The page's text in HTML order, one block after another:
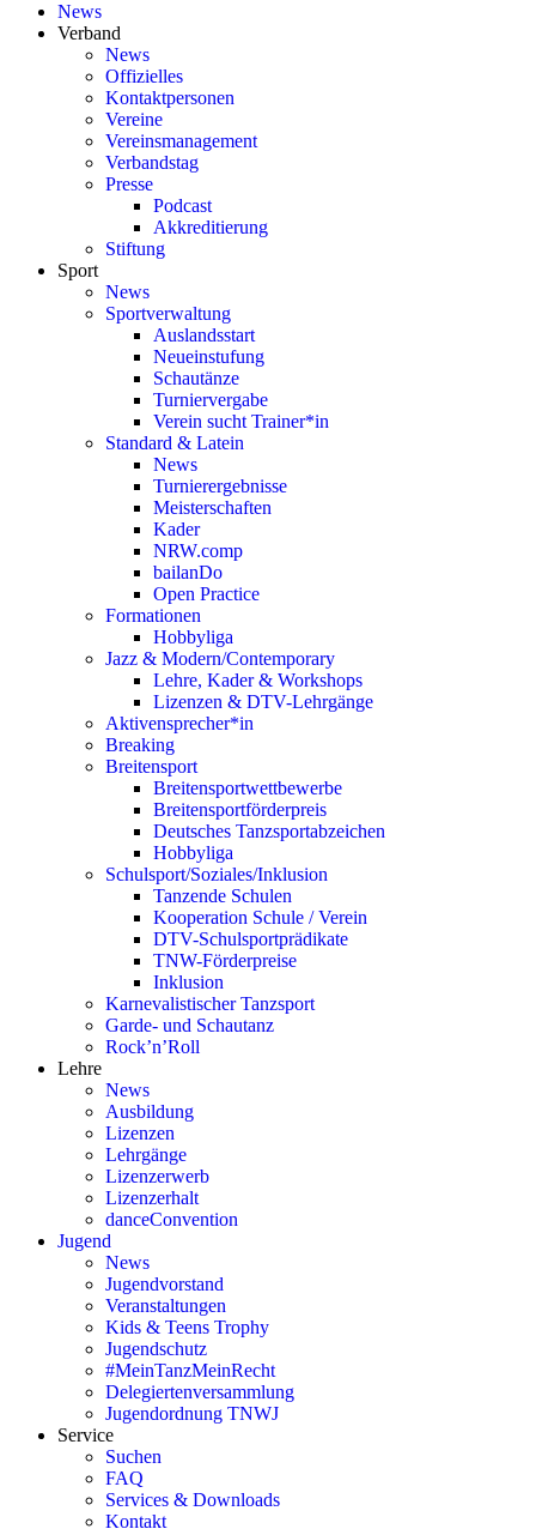
News
Verband
News
Offizielles
Kontaktpersonen
Vereine
Vereinsmanagement
Verbandstag
Presse
Podcast
Akkreditierung
Stiftung
Sport
News
Sportverwaltung
Auslandsstart
Neueinstufung
Schautänze
Turniervergabe
Verein sucht Trainer*in
Standard & Latein
News
Turnierergebnisse
Meisterschaften
Kader
NRW.comp
bailanDo
Open Practice
Formationen
Hobbyliga
Jazz & Modern/Contemporary
Lehre, Kader & Workshops
Lizenzen & DTV-Lehrgänge
Aktivensprecher*in
Breaking
Breitensport
Breitensportwettbewerbe
Breitensportförderpreis
Deutsches Tanzsportabzeichen
Hobbyliga
Schulsport/Soziales/Inklusion
Tanzende Schulen
Kooperation Schule / Verein
DTV-Schulsportprädikate
TNW-Förderpreise
Inklusion
Karnevalistischer Tanzsport
Garde- und Schautanz
Rock’n’Roll
Lehre
News
Ausbildung
Lizenzen
Lehrgänge
Lizenzerwerb
Lizenzerhalt
danceConvention
Jugend
News
Jugendvorstand
Veranstaltungen
Kids & Teens Trophy
Jugendschutz
#MeinTanzMeinRecht
Delegiertenversammlung
Jugendordnung TNWJ
Service
Suchen
FAQ
Services & Downloads
Kontakt